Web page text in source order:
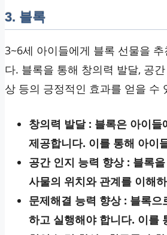
3. 블록
3~6세 아이들에게 블록 선물을
다. 블록을 통해 창의력 발달, 공
상 등의 긍정적인 효과를 얻을 수
창의력 발달 : 블록은 아이
제공합니다. 이를 통해 아이
공간 인지 능력 향상 : 블록
사물의 위치와 관계를 이해
문제해결 능력 향상 : 블록
하고 실행해야 합니다. 이를